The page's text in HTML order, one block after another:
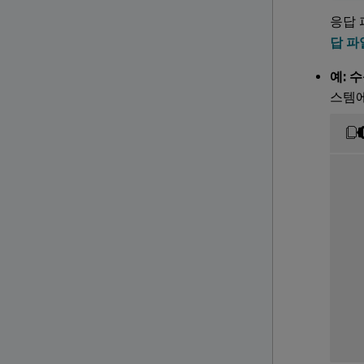
응답
답 파
예:
스템